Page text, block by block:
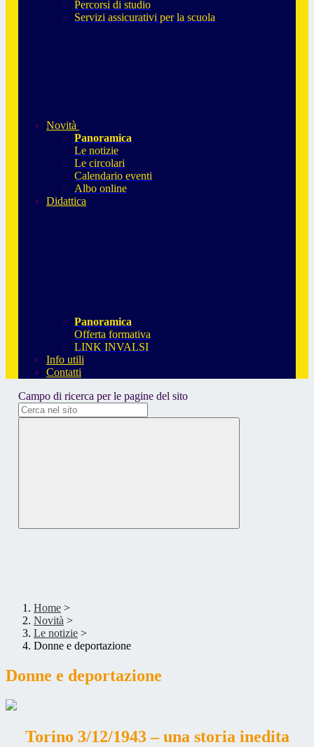
Percorsi di studio
Servizi assicurativi per la scuola
Novità
Panoramica
Le notizie
Le circolari
Calendario eventi
Albo online
Didattica
Panoramica
Offerta formativa
LINK INVALSI
Info utili
Contatti
Campo di ricerca per le pagine del sito
Home >
Novità >
Le notizie >
Donne e deportazione
Donne e deportazione
Torino 3/12/1943 – una storia inedita